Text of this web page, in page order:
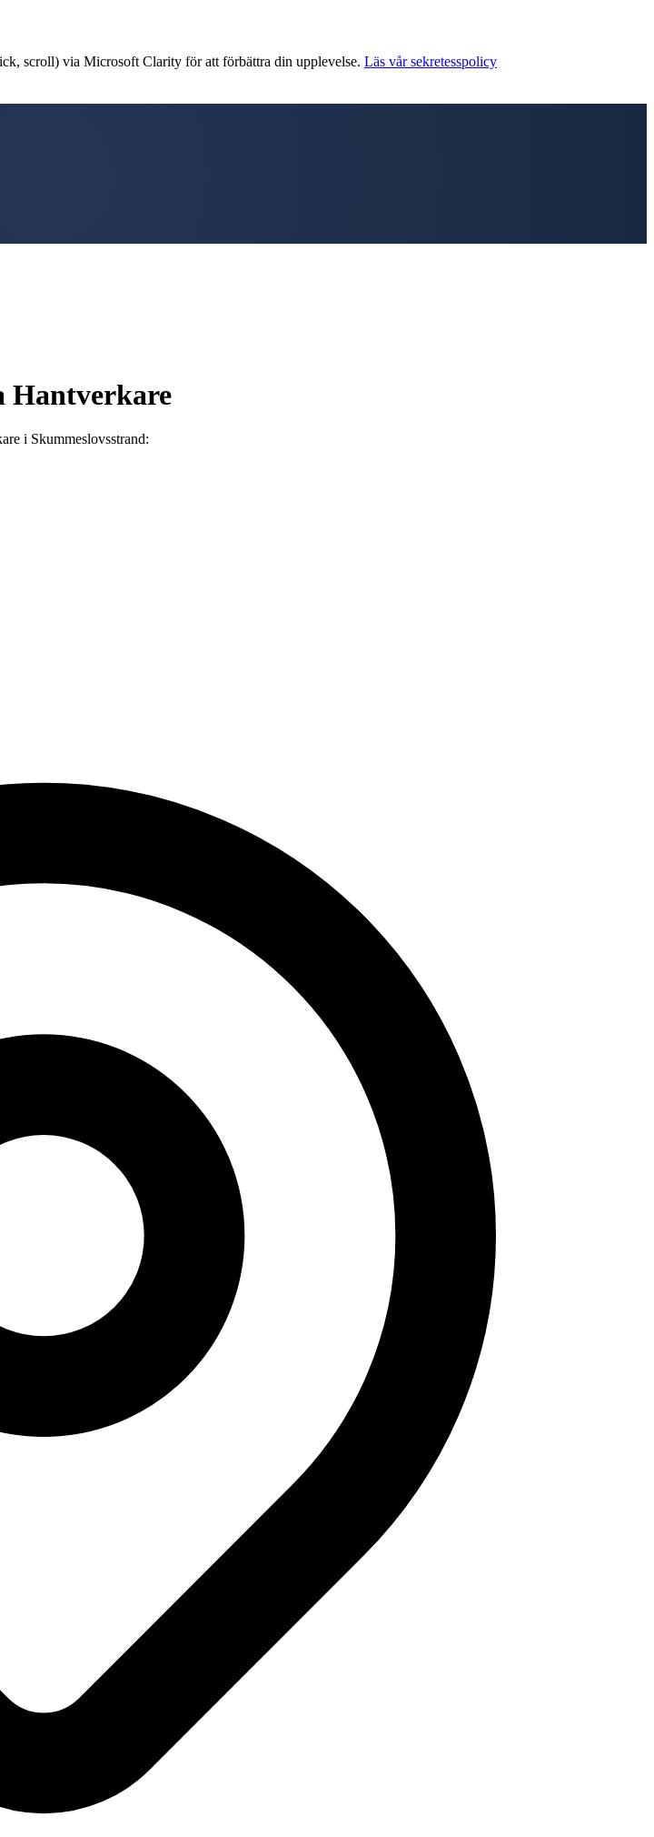
scroll) via Microsoft Clarity för att förbättra din upplevelse. Läs vår sekretesspolicy
Hantverkare
i Skummeslovsstrand: